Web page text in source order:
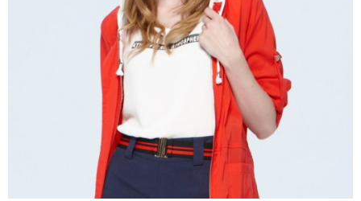
時審查核予不同之上限額度；若仍有額度不足之情形，本公司將視審查結果
請求用戶進行身份認證。
５．嚴禁一人註冊多個帳號或使用他人資訊註冊。若發現惡意使用之情形，
恩沛科技股份有限公司將有權停止該用戶之使用額度並採取法律行動。